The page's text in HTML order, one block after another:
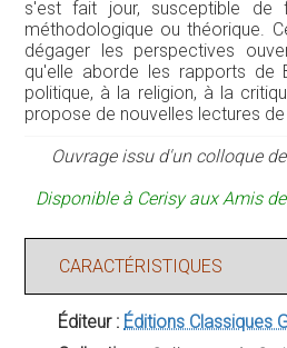
s'est fait jour, susceptible
méthodologique ou théorique.
dégager les perspectives
qu'elle aborde les rapports de
politique, à la religion, à la
propose de nouvelles lectures de
Ouvrage issu d'un colloque
Disponible à Cerisy aux Amis
CARACTÉRISTIQUES
Éditeur : Éditions Classiques